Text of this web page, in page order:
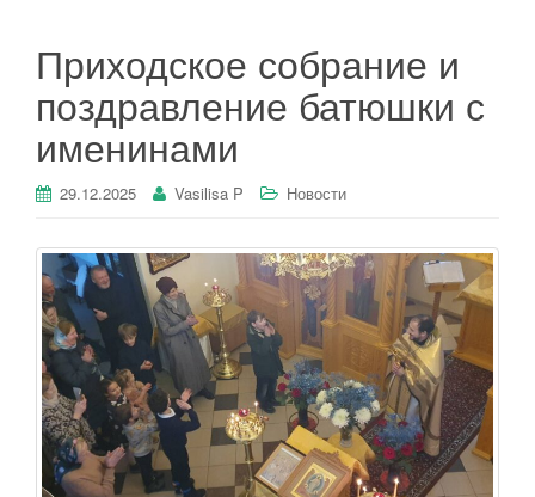
Приходское собрание и
поздравление батюшки с
именинами
29.12.2025 Vasilisa P Новости